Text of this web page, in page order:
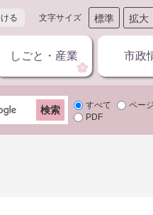
る 文字サイズ 標準 拡大
しごと・産業 市政
すべて
ページ
PDF